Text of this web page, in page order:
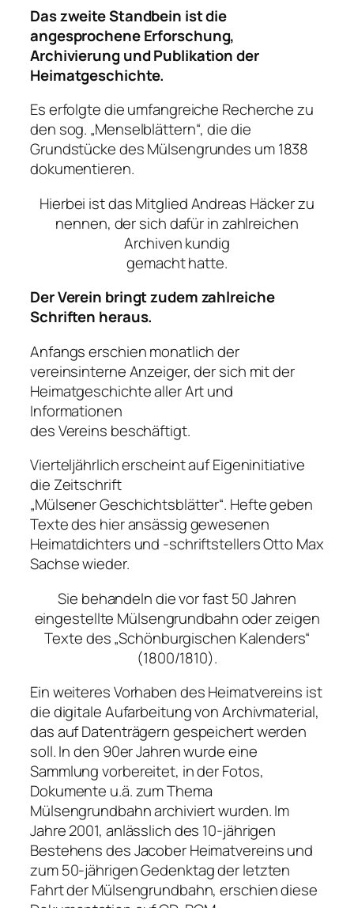
Das zweite Standbein ist die
angesprochene Erforschung,
Archivierung und Publikation der
Heimatgeschichte.
Es erfolgte die umfangreiche Recherche zu
den sog. „Menselblättern“, die die
Grundstücke des Mülsengrundes um 1838
dokumentieren.
Hierbei ist das Mitglied Andreas Häcker zu
nennen, der sich dafür in zahlreichen
Archiven kundig
gemacht hatte.
Der Verein bringt zudem zahlreiche
Schriften heraus.
Anfangs erschien monatlich der
vereinsinterne Anzeiger, der sich mit der
Heimatgeschichte aller Art und
Informationen
des Vereins beschäftigt.
Vierteljährlich erscheint auf Eigeninitiative
die Zeitschrift
„Mülsener Geschichtsblätter“. Hefte geben
Texte des hier ansässig gewesenen
Heimatdichters und -schriftstellers Otto Max
Sachse wieder.
Sie behandeln die vor fast 50 Jahren
eingestellte Mülsengrundbahn oder zeigen
Texte des „Schönburgischen Kalenders“
(1800/1810).
Ein weiteres Vorhaben des Heimatvereins ist
die digitale Aufarbeitung von Archivmaterial,
das auf Datenträgern gespeichert werden
soll. In den 90er Jahren wurde eine
Sammlung vorbereitet, in der Fotos,
Dokumente u.ä. zum Thema
Mülsengrundbahn archiviert wurden. Im
Jahre 2001, anlässlich des 10-jährigen
Bestehens des Jacober Heimatvereins und
zum 50-jährigen Gedenktag der letzten
Fahrt der Mülsengrundbahn, erschien diese